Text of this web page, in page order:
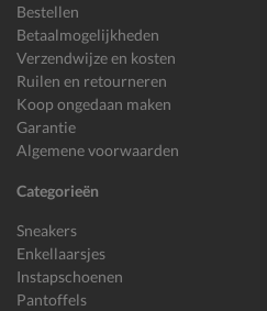
Bestellen
Betaalmogelijkheden
Verzendwijze en kosten
Ruilen en retourneren
Koop ongedaan maken
Garantie
Algemene voorwaarden
Categorieën
Sneakers
Enkellaarsjes
Instapschoenen
Pantoffels